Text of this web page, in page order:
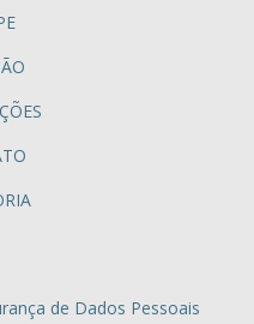
de Dados Pessoais